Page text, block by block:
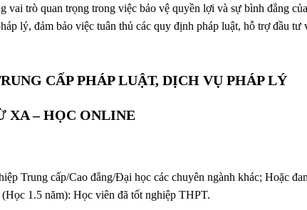
vai trò quan trọng trong việc bảo vệ quyền lợi và sự bình đẳng của
lý, đảm bảo việc tuân thủ các quy định pháp luật, hỗ trợ đầu tư
CẤP PHÁP LUẬT, DỊCH VỤ PHÁP LÝ
XA – HỌC ONLINE
Trung cấp/Cao đẳng/Đại học các chuyên ngành khác; Hoặc
1.5 năm): Học viên đã tốt nghiệp THPT.